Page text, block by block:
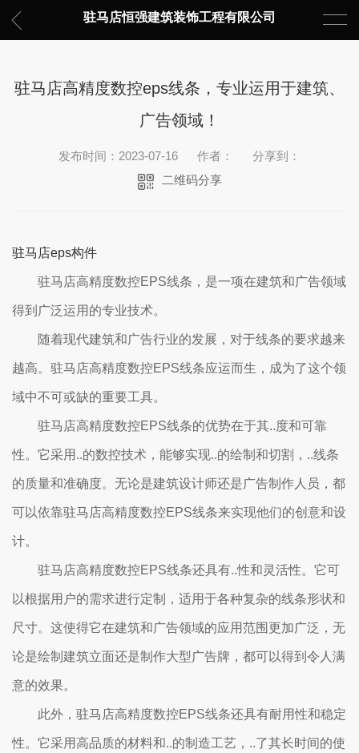
驻马店恒强建筑装饰工程有限公司
驻马店高精度数控eps线条，专业运用于建筑、
广告领域！
发布时间：2023-07-16 作者：
分享到：
二维码分享
驻马店eps构件
驻马店高精度数控EPS线条，是一项在建筑和广告领域
得到广泛运用的专业技术。
随着现代建筑和广告行业的发展，对于线条的要求越来
越高。驻马店高精度数控EPS线条应运而生，成为了这个领
域中不可或缺的重要工具。
驻马店高精度数控EPS线条的优势在于其..度和可靠
性。它采用..的数控技术，能够实现..的绘制和切割，..线条
的质量和准确度。无论是建筑设计师还是广告制作人员，都
可以依靠驻马店高精度数控EPS线条来实现他们的创意和设
计。
驻马店高精度数控EPS线条还具有..性和灵活性。它可
以根据用户的需求进行定制，适用于各种复杂的线条形状和
尺寸。这使得它在建筑和广告领域的应用范围更加广泛，无
论是绘制建筑立面还是制作大型广告牌，都可以得到令人满
意的效果。
此外，驻马店高精度数控EPS线条还具有耐用性和稳定
性。它采用高品质的材料和..的制造工艺，..了其长时间的使